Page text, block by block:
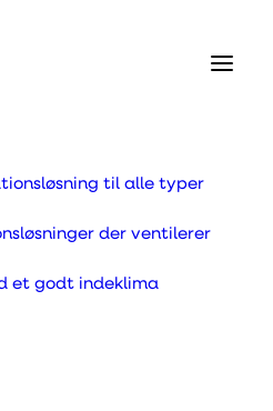
til alle typer
der ventilerer
et godt indeklima
tilbehør
450 Top Wi-Fi
Top Wi-